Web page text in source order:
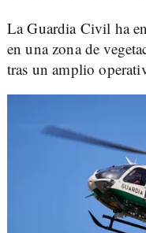
La Guardia Civil ha
en una zona de
tras un amplio